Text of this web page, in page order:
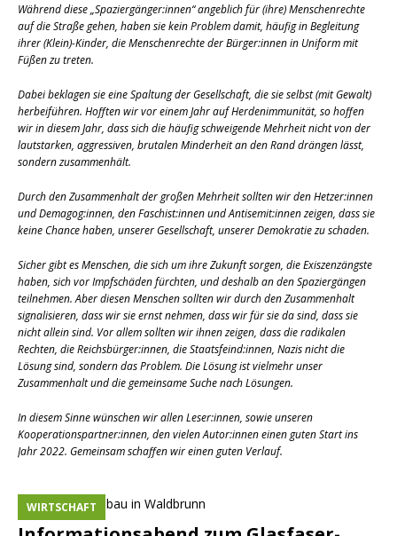
Während diese „Spaziergänger:innen“ angeblich für (ihre) Menschenrechte
auf die Straße gehen, haben sie kein Problem damit, häufig in Begleitung
ihrer (Klein)-Kinder, die Menschenrechte der Bürger:innen in Uniform mit
Füßen zu treten.
Dabei beklagen sie eine Spaltung der Gesellschaft, die sie selbst (mit Gewalt)
herbeiführen. Hofften wir vor einem Jahr auf Herdenimmunität, so hoffen
wir in diesem Jahr, dass sich die häufig schweigende Mehrheit nicht von der
lautstarken, aggressiven, brutalen Minderheit an den Rand drängen lässt,
sondern zusammenhält.
Durch den Zusammenhalt der großen Mehrheit sollten wir den Hetzer:innen
und Demagog:innen, den Faschist:innen und Antisemit:innen zeigen, dass sie
keine Chance haben, unserer Gesellschaft, unserer Demokratie zu schaden.
Sicher gibt es Menschen, die sich um ihre Zukunft sorgen, die Exiszenzängste
haben, sich vor Impfschäden fürchten, und deshalb an den Spaziergängen
teilnehmen. Aber diesen Menschen sollten wir durch den Zusammenhalt
signalisieren, dass wir sie ernst nehmen, dass wir für sie da sind, dass sie
nicht allein sind. Vor allem sollten wir ihnen zeigen, dass die radikalen
Rechten, die Reichsbürger:innen, die Staatsfeind:innen, Nazis nicht die
Lösung sind, sondern das Problem. Die Lösung ist vielmehr unser
Zusammenhalt und die gemeinsame Suche nach Lösungen.
In diesem Sinne wünschen wir allen Leser:innen, sowie unseren
Kooperationspartner:innen, den vielen Autor:innen einen guten Start ins
Jahr 2022. Gemeinsam schaffen wir einen guten Verlauf.
WIRTSCHAFT